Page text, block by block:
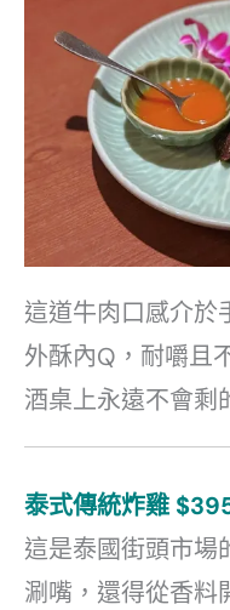
這道牛肉口感介於
外酥內Q，耐嚼且
酒桌上永遠不會剩
泰式傳統炸雞
這是泰國街頭市場
涮嘴，還得從香料